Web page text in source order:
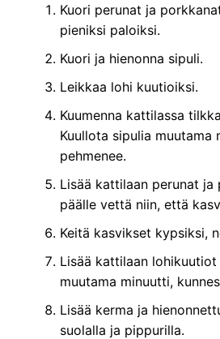
Kuori perunat ja
pieniksi paloiksi.
Kuori ja hienonna sipuli.
Leikkaa lohi kuutioiksi.
Kuumenna kattilassa
Kuullota sipulia muutama
pehmenee.
Lisää kattilaan perunat ja
päälle vettä niin, että
Keitä kasvikset kypsiksi,
Lisää kattilaan
muutama minuutti,
Lisää kerma ja
suolalla ja pippurilla.